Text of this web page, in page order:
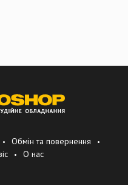
Обмін та повернення
О нас